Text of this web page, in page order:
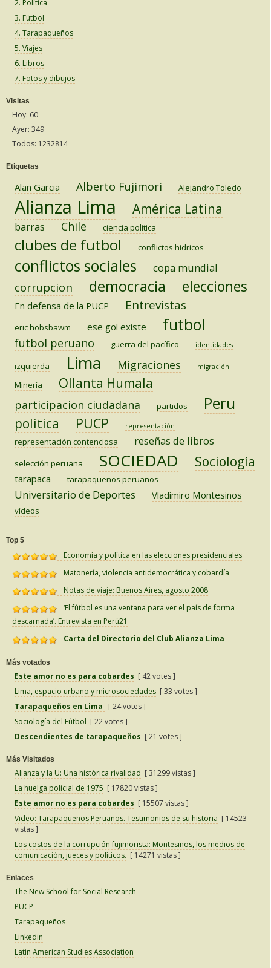
2. Política
3. Fútbol
4. Tarapaqueños
5. Viajes
6. Libros
7. Fotos y dibujos
Visitas
Hoy: 60
Ayer: 349
Todos: 1232814
Etiquetas
Alan Garcia Alberto Fujimori Alejandro Toledo
Alianza Lima América Latina
barras Chile ciencia politica
clubes de futbol conflictos hidricos
conflictos sociales copa mundial
corrupcion democracia elecciones
En defensa de la PUCP Entrevistas
eric hobsbawm ese gol existe futbol
futbol peruano guerra del pacífico identidades
izquierda Lima Migraciones migración
Minería Ollanta Humala
participacion ciudadana partidos Peru
politica PUCP representación
representación contenciosa reseñas de libros
selección peruana SOCIEDAD Sociología
tarapaca tarapaqueños peruanos
Universitario de Deportes Vladimiro Montesinos
vídeos
Top 5
Economía y política en las elecciones presidenciales
Matonería, violencia antidemocrática y cobardía
Notas de viaje: Buenos Aires, agosto 2008
‘El fútbol es una ventana para ver el país de forma
descarnada’. Entrevista en Perú21
Carta del Directorio del Club Alianza Lima
Más votados
Este amor no es para cobardes [ 42 votes ]
Lima, espacio urbano y microsociedades [ 33 votes ]
Tarapaqueños en Lima
[ 24 votes ]
Sociología del Fútbol [ 22 votes ]
Descendientes de tarapaqueños [ 21 votes ]
Más Visitados
Alianza y la U: Una histórica rivalidad [ 31299 vistas ]
La huelga policial de 1975 [ 17820 vistas ]
Este amor no es para cobardes [ 15507 vistas ]
Video: Tarapaqueños Peruanos. Testimonios de su historia [ 14523
vistas ]
Los costos de la corrupción fujimorista: Montesinos, los medios de
comunicación, jueces y políticos. [ 14271 vistas ]
Enlaces
The New School for Social Research
PUCP
Tarapaqueños
Linkedin
Latin American Studies Association